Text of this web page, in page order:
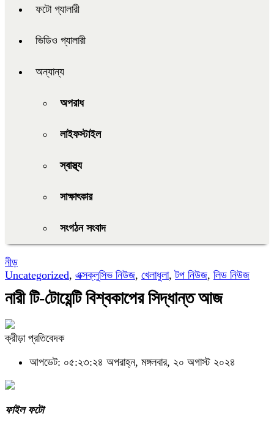
ফটো গ্যালারী
ভিডিও গ্যালারী
অন্যান্য
অপরাধ
লাইফস্টাইল
স্বাস্থ্য
সাক্ষাৎকার
সংগঠন সংবাদ
নীড়
Uncategorized, এক্সক্লুসিভ নিউজ, খেলাধুলা,টপ নিউজ, লিড নিউজ
নারী টি-টোয়েন্টি বিশ্বকাপের সিদ্ধান্ত আজ
ক্রীড়া প্রতিবেদক
আপডেট: ০৫:২৩:২৪ অপরাহ্ন, মঙ্গলবার, ২০ অগাস্ট ২০২৪
ফাইল ফটো